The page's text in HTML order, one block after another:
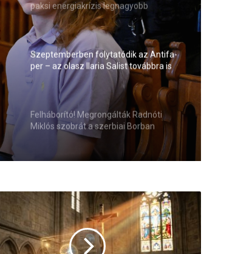
paksi energiakrízis legnagyobb
rémhírterjesztője (VIDEÓ)
Szeptemberben folytatódik az Antifa-
per – az olasz Ilaria Salist továbbra is
mentelmi jog védi
Felháborító! Megrongálták Radnóti
Miklós szobrát a szerbiai Borban